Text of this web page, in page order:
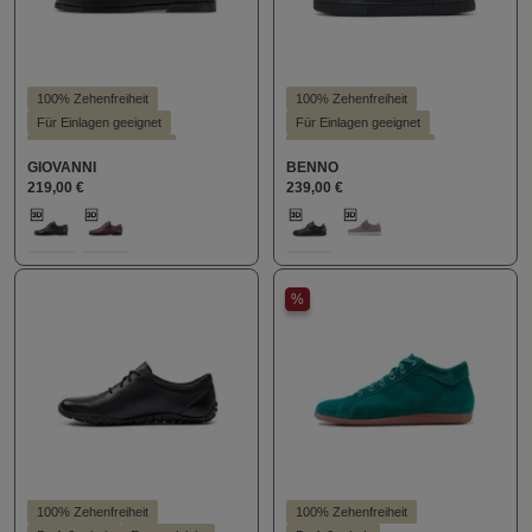
100% Zehenfreiheit
Für Einlagen geeignet
Leichter Einstieg
GIOVANNI
219,00 €
Farbe auswählen
100 289
100% Zehenfreiheit
Für Einlagen geeignet
Hohe Dämpfung
Leichter Einstieg
BENNO
239,00 €
Farbe auswählen
100 114
(Diese Option ist
100% Zehenfreiheit
%
100% Zehenfreiheit